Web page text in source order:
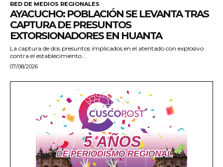
RED DE MEDIOS REGIONALES
AYACUCHO: POBLACIÓN SE LEVANTA TRAS
CAPTURA DE PRESUNTOS
EXTORSIONADORES EN HUANTA
La captura de dos presuntos implicados en el atentado con explosivo
contra el establecimiento...
07/08/2026